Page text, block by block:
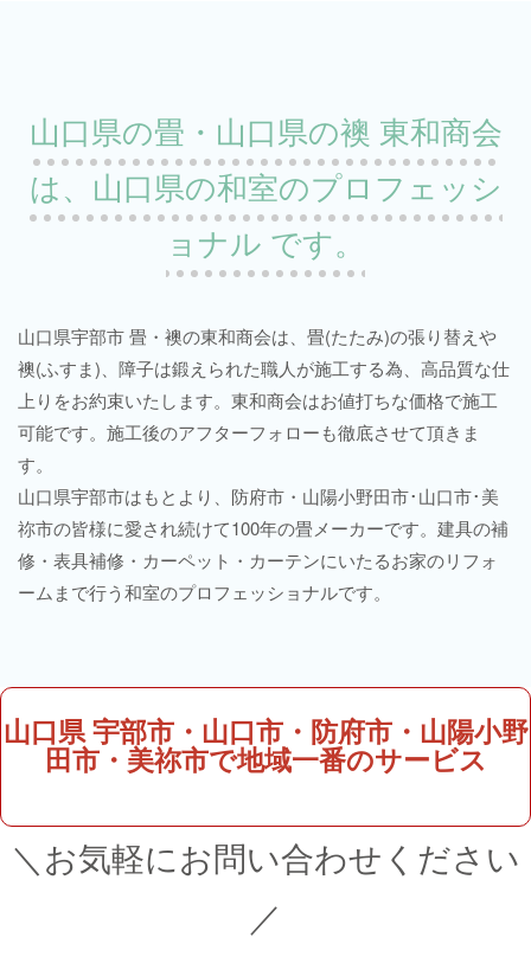
山口県の畳・山口県の襖 東和商会
は、山口県の和室のプロフェッシ
ョナル です。
山口県宇部市 畳・襖の東和商会は、畳(たたみ)の張り替えや
襖(ふすま)、障子は鍛えられた職人が施工する為、高品質な仕
上りをお約束いたします。東和商会はお値打ちな価格で施工
可能です。施工後のアフターフォローも徹底させて頂きま
す。
山口県宇部市はもとより、防府市・山陽小野田市･山口市･美
祢市の皆様に愛され続けて100年の畳メーカーです。建具の補
修・表具補修・カーペット・カーテンにいたるお家のリフォ
ームまで行う和室のプロフェッショナルです。
山口県 宇部市・山口市・防府市・山陽小野
田市・美祢市で地域一番のサービス
＼お気軽にお問い合わせください
／